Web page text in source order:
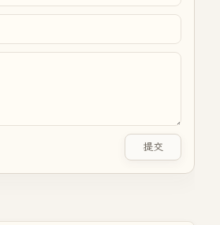
提交